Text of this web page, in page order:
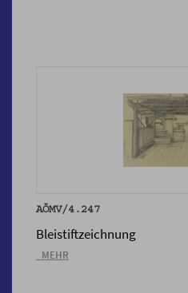
AÖMV/4.247
Bleistiftzeichnung
_MEHR